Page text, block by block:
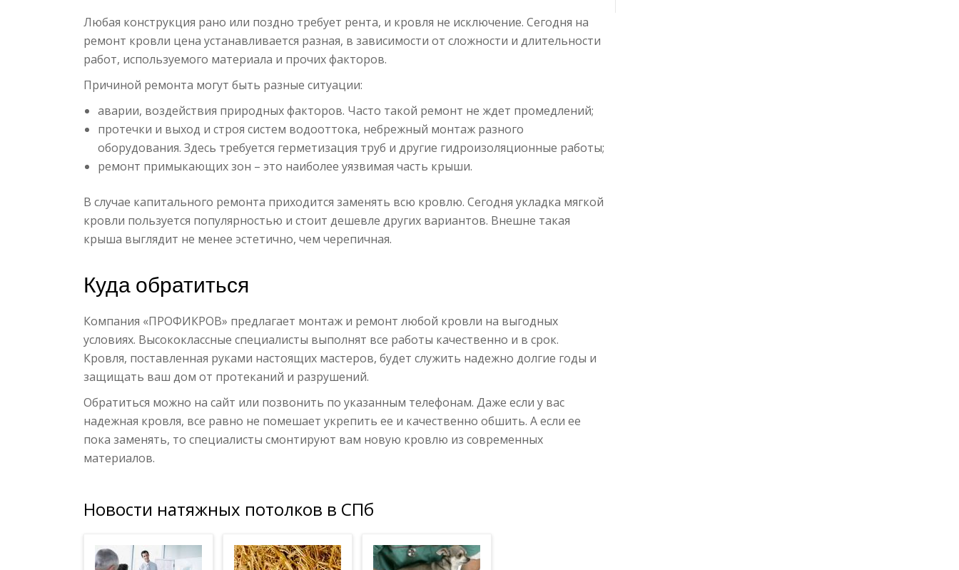
Любая конструкция рано или поздно требует рента, и кровля не исключение. Сегодня на
ремонт кровли цена устанавливается разная, в зависимости от сложности и длительности
работ, используемого материала и прочих факторов.
Причиной ремонта могут быть разные ситуации:
аварии, воздействия природных факторов. Часто такой ремонт не ждет промедлений;
протечки и выход и строя систем водооттока, небрежный монтаж разного
оборудования. Здесь требуется герметизация труб и другие гидроизоляционные работы;
ремонт примыкающих зон – это наиболее уязвимая часть крыши.
В случае капитального ремонта приходится заменять всю кровлю. Сегодня укладка мягкой
кровли пользуется популярностью и стоит дешевле других вариантов. Внешне такая
крыша выглядит не менее эстетично, чем черепичная.
Куда обратиться
Компания «ПРОФИКРОВ» предлагает монтаж и ремонт любой кровли на выгодных
условиях. Высококлассные специалисты выполнят все работы качественно и в срок.
Кровля, поставленная руками настоящих мастеров, будет служить надежно долгие годы и
защищать ваш дом от протеканий и разрушений.
Обратиться можно на сайт или позвонить по указанным телефонам. Даже если у вас
надежная кровля, все равно не помешает укрепить ее и качественно обшить. А если ее
пока заменять, то специалисты смонтируют вам новую кровлю из современных
материалов.
Новости натяжных потолков в СПб